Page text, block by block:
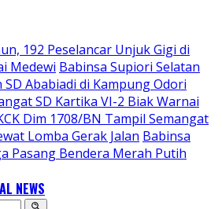
192 Peselancar Unjuk Gigi di
Medewi Babinsa Supiori Selatan
Ababiadi di Kampung Odori
SD Kartika VI-2 Biak Warnai
Dim 1708/BN Tampil Semangat
Lomba Gerak Jalan Babinsa
Pasang Bendera Merah Putih
NEWS